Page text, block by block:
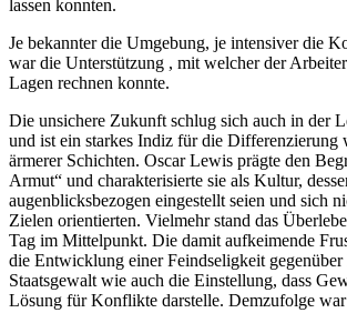
lassen konnten.
Je bekannter die Umgebung, je intensiver die
war die Unterstützung , mit welcher der
Lagen rechnen konnte.
Die unsichere Zukunft schlug sich auch in der
und ist ein starkes Indiz für die Differenzierung
ärmerer Schichten. Oscar Lewis prägte den
Armut“ und charakterisierte sie als Kultur,
augenblicksbezogen eingestellt seien und sich
Zielen orientierten. Vielmehr stand das
Tag im Mittelpunkt. Die damit aufkeimende
die Entwicklung einer Feindseligkeit
Staatsgewalt wie auch die Einstellung, dass
Lösung für Konflikte darstelle. Demzufolge